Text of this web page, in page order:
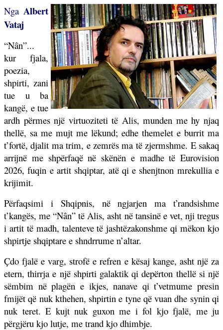
Nga Albert
Vataj
“Nân”...
kur fjala,
poezia,
shpirti, zani
tue u ba
kangë, e tue
ardh përmes një virtuoziteti të Alis, munden me hy njaq
thellë, sa me mujt me lëkund; edhe themelet e burrit ma
t’fortë, djalit ma trim, e zemrës ma të zjermshme. E sakaq
arrijnë me shpërfaqë në skënën e madhe të Eurovision
2026, fuqin e artit shqiptar, atë qi e shenjtnon mrekullia e
krijimit.
Përfaqsimi i Shqipnis, në ngjarjen ma t’randsishme
t’kangës, me “Nân” të Alis, asht në tansinë e vet, nji tregus
i artit të madh, talenteve të jashtëzakonshme qi mëkon kjo
shpirtje shqiptare e shndrrume n’altar.
Çdo fjalë e varg, strofë e refren e kësaj kange, asht një za
etern, thirrja e një shpirti galaktik qi depërton thellë si një
sëmbim në plagën e ikjes, nanave qi t’vetmume presin
fmijët që nuk kthehen, shpirtin e tyne që vuan dhe synin qi
nuk teret. E kujt nuk guxon me i fol kjo fjalë, me ju
përgjëru kjo lutje, me trand kjo dhimbje.